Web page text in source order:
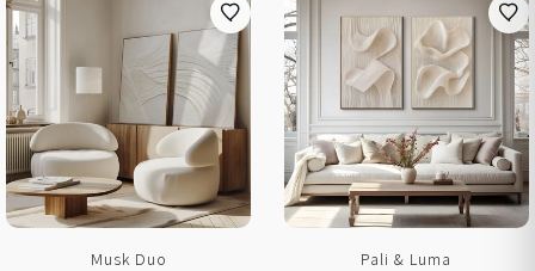
Pali & Luma
Musk Duo